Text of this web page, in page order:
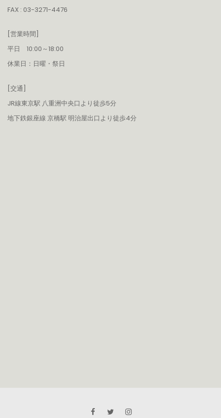
FAX : 03-3271-4476
[営業時間]
平日 10:00～18:00
休業日：日曜・祭日
[交通]
JR線東京駅 八重洲中央口より徒歩5分
地下鉄銀座線 京橋駅 明治屋出口より徒歩4分